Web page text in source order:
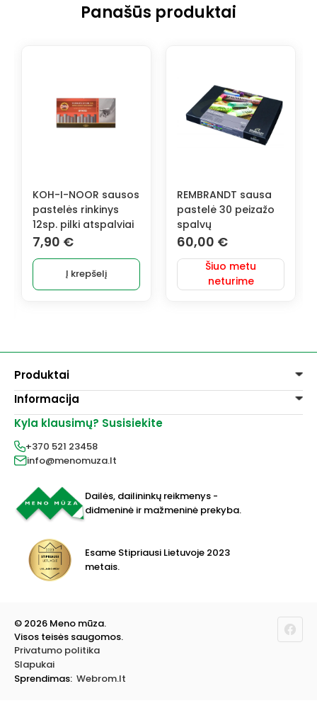
Panašūs produktai
sausos
rinkinys
atspalviai
REMBRANDT sausa
pastelė 30 peizažo
spalvų
Šiuo metu
neturime
KOH-I-
pastelės
Produktai
Dažai
Dekoravimui
Lakai, skiedikliai
Grafitiniai pieštukai
Įvairiems paviršiams
Molbertai
Keramikams ir skulptoriams
FIMO modelinas
Mokyklinės ir biuro prekės
Vokai
Rėmai ir rėminimas
Informacija
Pirkimo taisyklės
Prekių pristatymas
Prekių grąžinimas
Parduotuvės
Kyla klausimų? Susisiekite
+370 521 23458
info@menomuza.lt
Dailės, dailininkų reikmenys -
didmeninė ir mažmeninė prekyba.
Esame Stipriausi Lietuvoje 2023
metais.
© 2026 Meno mūza.
Visos teisės saugomos.
Privatumo politika
Slapukai
Sprendimas: Webrom.lt